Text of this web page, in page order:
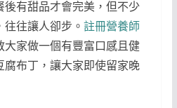
有甜品才會完美，但不少
往讓人卻步。 註冊營養師
大家做一個有豐富口感且健
布丁，讓大家即使留家晚